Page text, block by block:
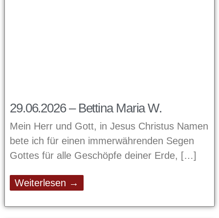
29.06.2026 – Bettina Maria W.
Mein Herr und Gott, in Jesus Christus Namen
bete ich für einen immerwährenden Segen
Gottes für alle Geschöpfe deiner Erde,
Weiterlesen →